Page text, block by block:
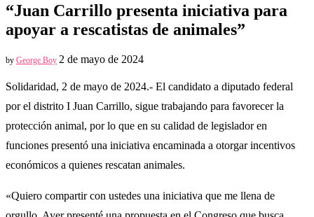
“Juan Carrillo presenta iniciativa para
apoyar a rescatistas de animales”
by George Boy 2 de mayo de 2024
Solidaridad, 2 de mayo de 2024.- El candidato a diputado federal
por el distrito I Juan Carrillo, sigue trabajando para favorecer la
protección animal, por lo que en su calidad de legislador en
funciones presentó una iniciativa encaminada a otorgar incentivos
económicos a quienes rescatan animales.
«Quiero compartir con ustedes una iniciativa que me llena de